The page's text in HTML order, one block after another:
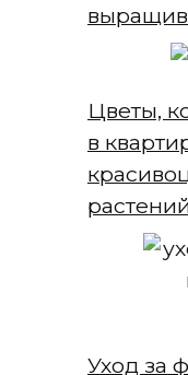
Цветы,
в
Уход за